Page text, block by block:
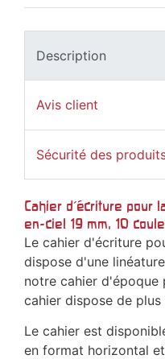
Description
Avis client
Sécurité des
Cahier d'écriture pour
en-ciel 19 mm, 10
Le cahier d'écriture
dispose d'une
notre cahier d'époque
cahier dispose de
Le cahier est
en format horizontal